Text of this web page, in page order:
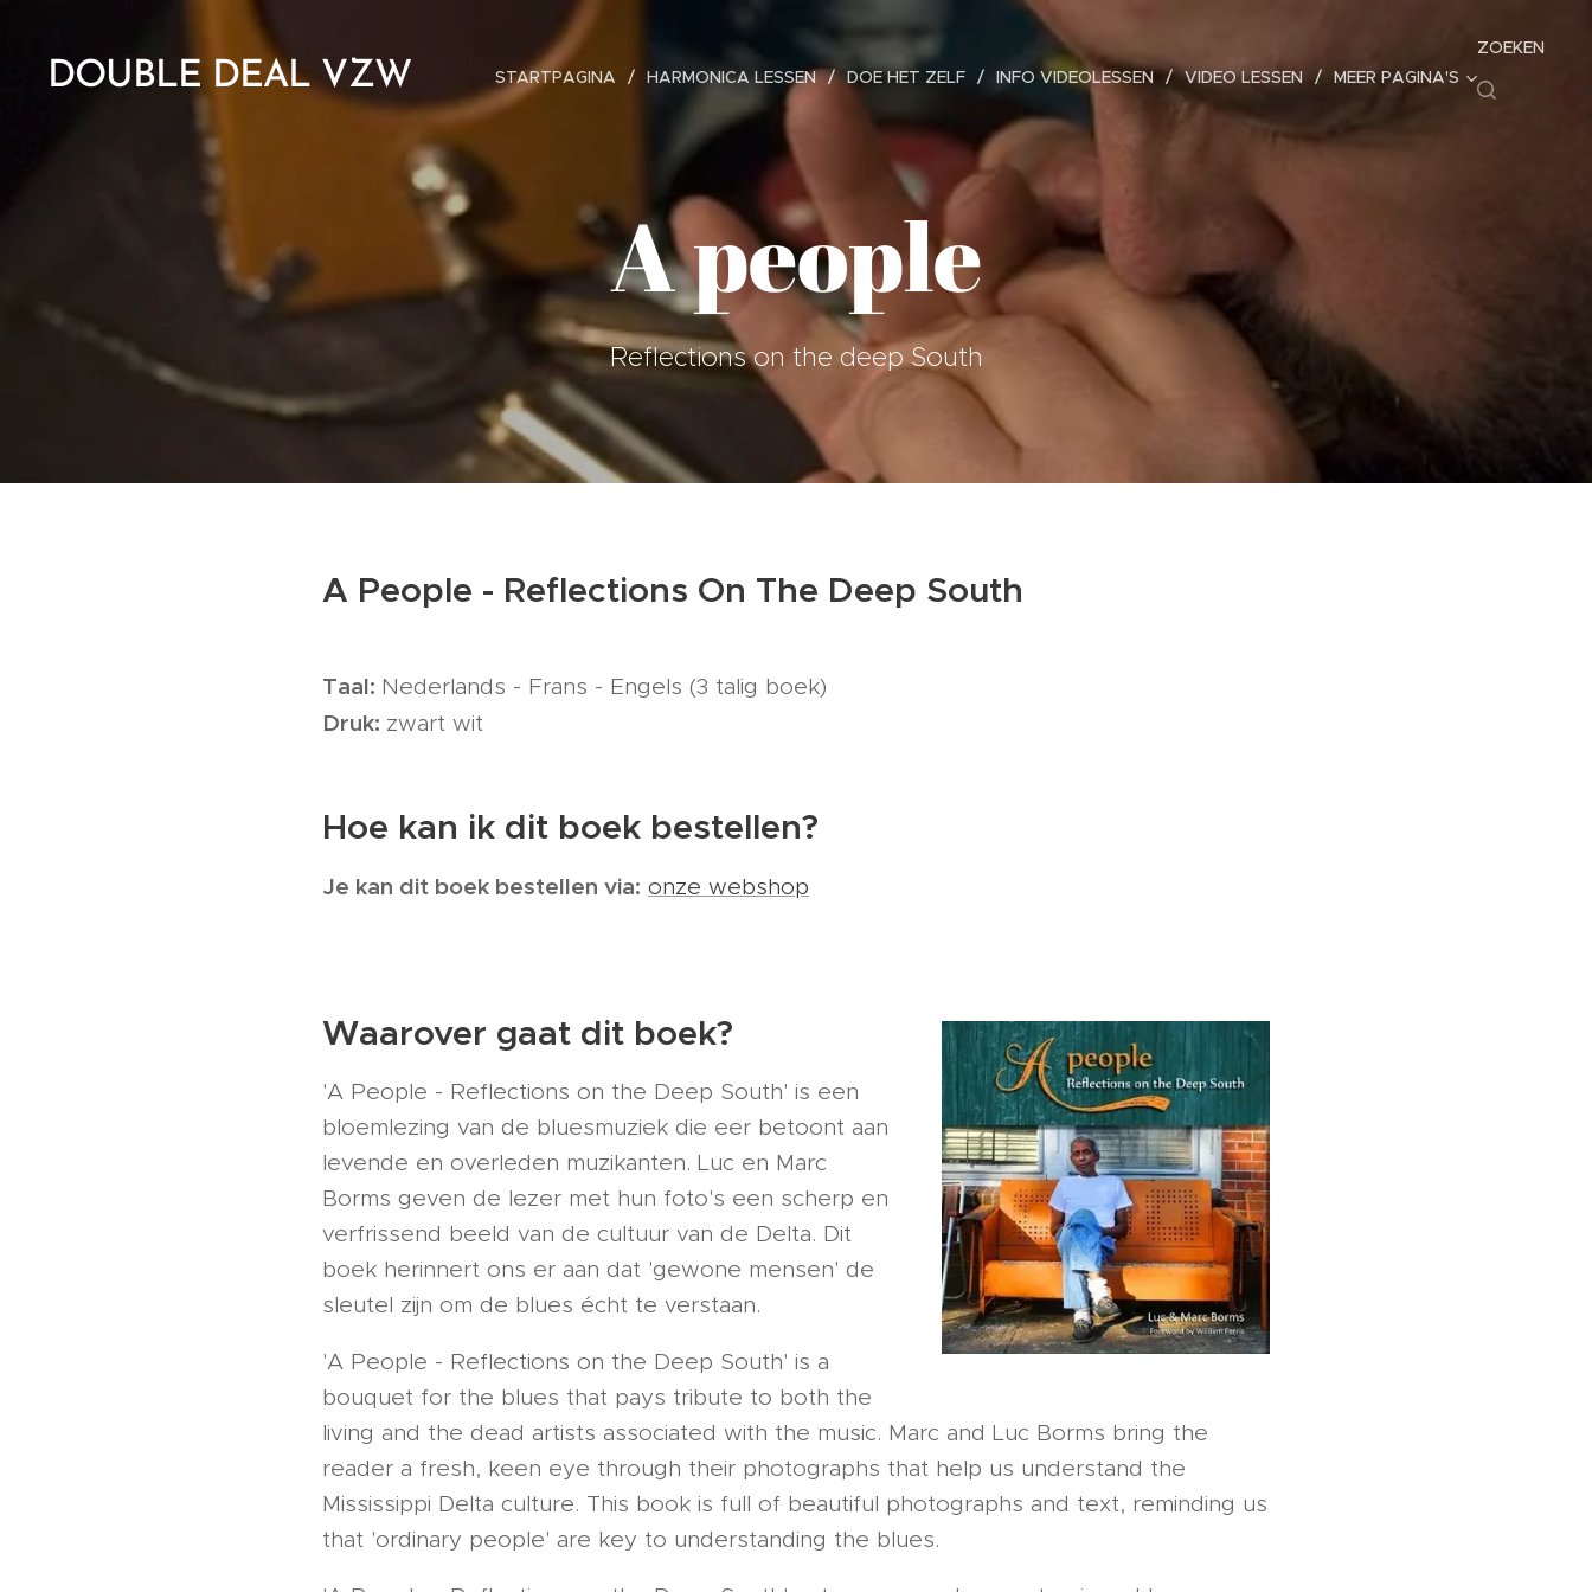
DOUBLE DEAL VZW STARTPAGINA HARMONICA LESSEN DOE HET ZELF INFO VIDEOLESSEN VIDEO LESSEN MEER PAGINA'S
ZOEKEN
A people
Reflections on the deep South
A People - Reflections On The Deep South
Taal: Nederlands - Frans - Engels (3 talig boek)
Druk: zwart wit
Hoe kan ik dit boek bestellen?
Je kan dit boek bestellen via: onze webshop
Waarover gaat dit boek?
'A People - Reflections on the Deep South' is een
bloemlezing van de bluesmuziek die eer betoont aan
levende en overleden muzikanten. Luc en Marc
Borms geven de lezer met hun foto's een scherp en
verfrissend beeld van de cultuur van de Delta. Dit
boek herinnert ons er aan dat 'gewone mensen' de
sleutel zijn om de blues écht te verstaan.
'A People - Reflections on the Deep South' is a
bouquet for the blues that pays tribute to both the
living and the dead artists associated with the music. Marc and Luc Borms bring the
reader a fresh, keen eye through their photographs that help us understand the
Mississippi Delta culture. This book is full of beautiful photographs and text, reminding us
that 'ordinary people' are key to understanding the blues.